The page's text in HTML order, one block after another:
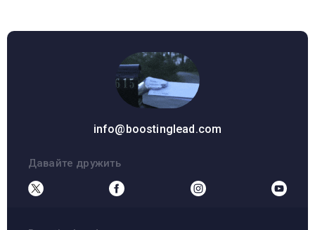
info@boostinglead.com
Давайте дружить